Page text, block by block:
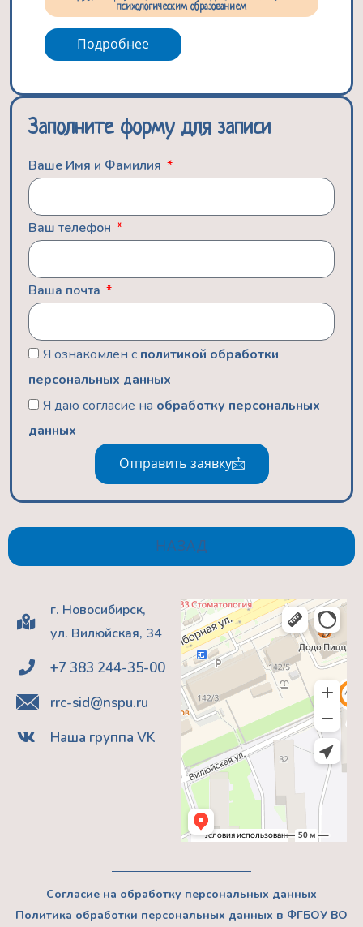
психологическим образованием
Подробнее
Заполните форму для записи
Ваше Имя и Фамилия
Ваш телефон
Ваша почта
Я ознакомлен с политикой обработки
персональных данных
Я даю согласие на обработку персональных
данных
Отправить заявку
НАЗАД
г. Новосибирск,
ул. Вилюйская, 34
+7 383 244-35-00
rrc-sid@nspu.ru
Наша группа VK
Согласие на обработку персональных данных
Политика обработки персональных данных в ФГБОУ ВО